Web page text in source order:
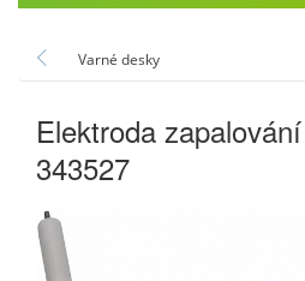
Varné desky
Elektroda
343527